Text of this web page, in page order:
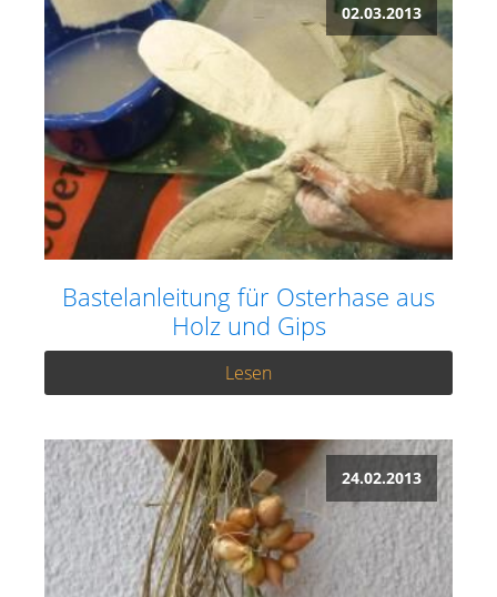
02.03.2013
Bastelanleitung für Osterhase aus
Holz und Gips
Lesen
24.02.2013